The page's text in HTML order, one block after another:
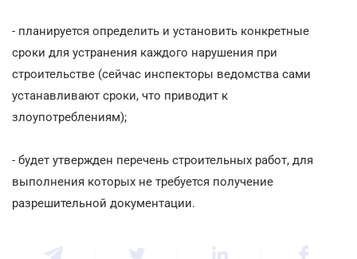
- планируется определить и установить конкретные
сроки для устранения каждого нарушения при
строительстве (сейчас инспекторы ведомства сами
устанавливают сроки, что приводит к
злоупотреблениям);
- будет утвержден перечень строительных работ, для
выполнения которых не требуется получение
разрешительной документации.